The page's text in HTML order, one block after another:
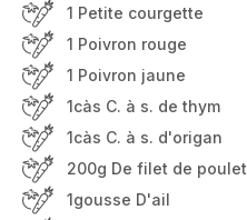
1 Petite courgette
1 Poivron rouge
1 Poivron jaune
1càs C. à s. de thym
1càs C. à s. d'origan
200g De filet de poulet
1gousse D'ail